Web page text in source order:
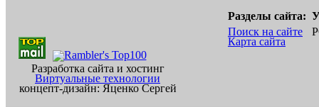
Разработка сайта и хостинг
Виртуальные технологии
концепт-дизайн: Яценко Сергей
Разделы сайта:
Поиск на сайте
Карта сайта